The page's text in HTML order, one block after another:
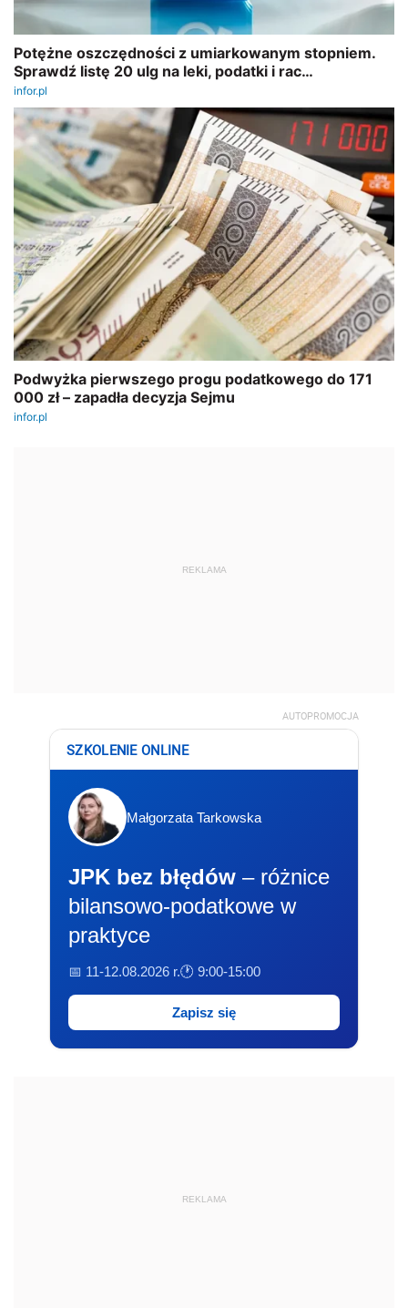
REKLAMA
AUTOPROMOCJA
SZKOLENIE ONLINE
Małgorzata Tarkowska
JPK bez błędów – różnice
bilansowo-podatkowe w
praktyce
📅 11-12.08.2026 r.🕐 9:00-15:00
Zapisz się
REKLAMA